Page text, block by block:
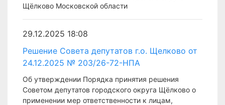
Щёлково Московской области
29.12.2025 18:08
Решение Совета депутатов г.о. Щелково от
24.12.2025 № 203/26-72-НПА
Об утверждении Порядка принятия решения
Советом депутатов городского округа Щёлково о
применении мер ответственности к лицам,